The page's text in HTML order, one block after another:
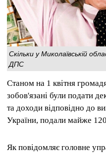
Скільки у Миколаївській
ДПС
Станом на 1 квітня
зобов'язані були подати
та доходи відповідно до
України, подали майже
Як повідомляє головне